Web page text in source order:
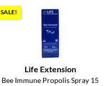
SALE!
Life Extension
Bee Immune Propolis Spray 15